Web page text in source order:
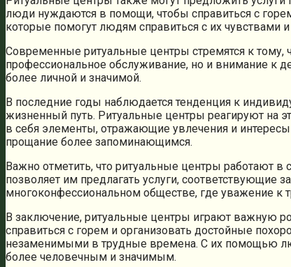
люди нуждаются в помощи, чтобы справиться с
которые помогут людям справиться с их чувствами
Современные ритуальные центры стремятся к
профессиональное обслуживание, но и внимание к
более личной и значимой.
В последние годы наблюдается тенденция к
жизненный путь. Ритуальные центры реагируют на
в себя элементы, отражающие увлечения и
прощание более запоминающимся.
Важно отметить, что ритуальные центры работают
позволяет им предлагать услуги, соответствующие
многоконфессиональном обществе, где уважение
В заключение, ритуальные центры играют важную
справиться с горем и организовать достойные
незаменимыми в трудные времена. С их помощью
более человечным и значимым.